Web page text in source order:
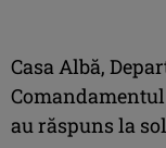
Casa Albă,
au răspuns la